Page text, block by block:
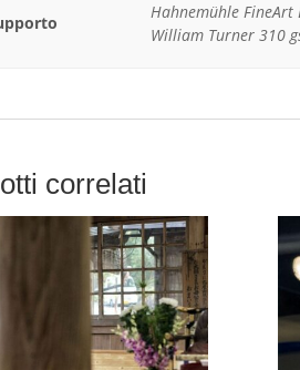
Hahnemühle FineArt
William Turner 310
correlati